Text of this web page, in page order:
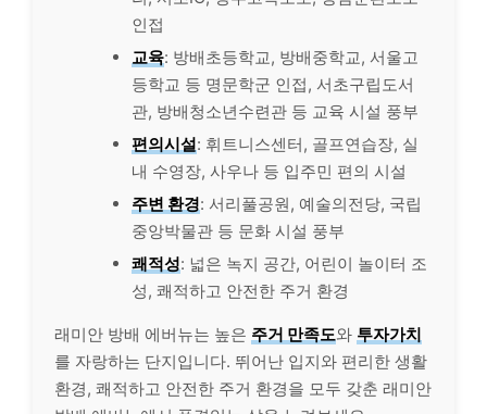
인접
교육: 방배초등학교, 방배중학교, 서울고
등학교 등 명문학군 인접, 서초구립도서
관, 방배청소년수련관 등 교육 시설 풍부
편의시설: 휘트니스센터, 골프연습장, 실
내 수영장, 사우나 등 입주민 편의 시설
주변 환경: 서리풀공원, 예술의전당, 국립
중앙박물관 등 문화 시설 풍부
쾌적성: 넓은 녹지 공간, 어린이 놀이터 조
성, 쾌적하고 안전한 주거 환경
래미안 방배 에버뉴는 높은 주거 만족도와 투자가치
를 자랑하는 단지입니다. 뛰어난 입지와 편리한 생활
환경, 쾌적하고 안전한 주거 환경을 모두 갖춘 래미안